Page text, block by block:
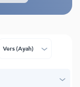
Vers (Ayah)